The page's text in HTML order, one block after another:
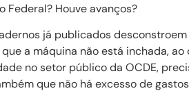
Federal? Houve avanços?
já publicados
a máquina não está inchada,
no setor público da OCDE,
que não há excesso de